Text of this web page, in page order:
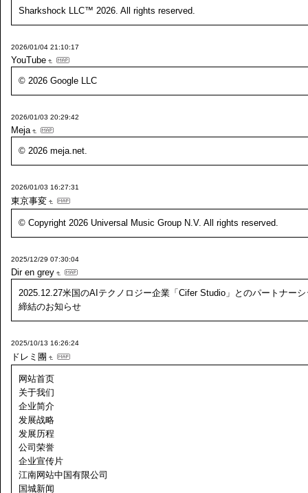
Sharkshock LLC™ 2026. All rights reserved.
2026/01/04 21:10:17
YouTube
© 2026 Google LLC
2026/01/03 20:29:42
Meja
© 2026 meja.net.
2026/01/03 16:27:31
東京事変
© Copyright 2026 Universal Music Group N.V. All rights reserved.
2025/12/29 07:30:04
Dir en grey
2025.12.27米国のAIテクノロジー企業「Cifer Studio」とのパートナーシ
締結のお知らせ
2025/10/13 16:26:24
ドレミ團
网站首页
关于我们
企业简介
发展战略
发展历程
公司荣誉
企业宣传片
江南网站中国有限公司
国城新闻